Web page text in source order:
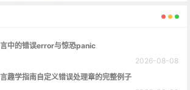
中的错误error与惊恐panic
2026-08-08
趣学指南自定义错误处理章的完整例子